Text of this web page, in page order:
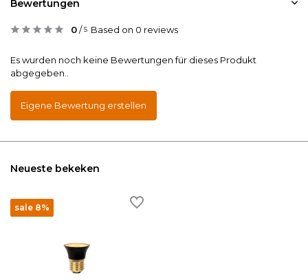
Bewertungen
0/5 Based on 0 reviews
Es wurden noch keine Bewertungen für dieses Produkt
abgegeben..
Eigene Bewertung erstellen
Neueste bekeken
sale 8%